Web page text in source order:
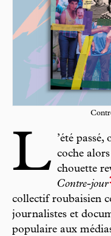
L
’été
coche
chouette
Contre-jour
collectif roubaisien
journalistes et
populaire aux